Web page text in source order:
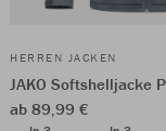
HERREN JACKEN
JAKO Softshelljacke
ab 89,99 €